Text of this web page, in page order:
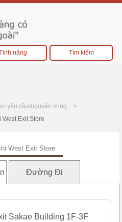
năng Tìm kiếm
yêu cầu/nguyện vọng
Exit Store
West Exit Store
Đường Đi
Sakae Building 1F-3F